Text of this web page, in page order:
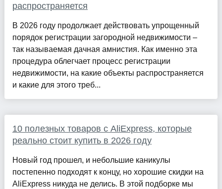
распространяется
В 2026 году продолжает действовать упрощенный
порядок регистрации загородной недвижимости –
так называемая дачная амнистия. Как именно эта
процедура облегчает процесс регистрации
недвижимости, на какие объекты распространяется
и какие для этого треб...
10 полезных товаров с AliExpress, которые
реально стоит купить в 2026 году
Новый год прошел, и небольшие каникулы
постепенно подходят к концу, но хорошие скидки на
AliExpress никуда не делись. В этой подборке мы